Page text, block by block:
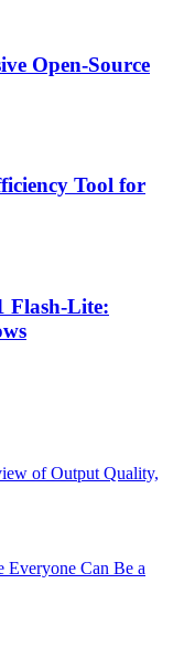
Open-Source
Tool for
Flash-Lite:
of Output Quality,
Everyone Can Be a